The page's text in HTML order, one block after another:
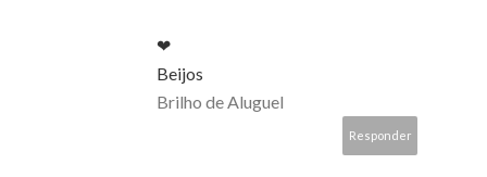
❤
Beijos
Brilho de Aluguel
Responder